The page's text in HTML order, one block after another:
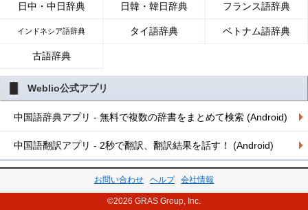
日中・中日辞典 日韓・韓日辞典 フランス語辞典
インドネシア語辞典 タイ語辞典 ベトナム語辞典
古語辞典
Weblio公式アプリ
中国語辞典アプリ - 無料で複数の辞書をまとめて検索 (Android)
中国語翻訳アプリ - 2秒で翻訳、翻訳結果を話す！ (Android)
お問い合わせ ヘルプ 会社情報
©2026 GRAS Group, Inc.